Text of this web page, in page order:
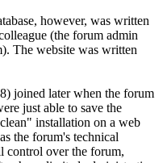
however, was written
(the forum admin
The website was written
joined later when the forum
just able to save the
installation on a web
the forum's technical
control over the forum,